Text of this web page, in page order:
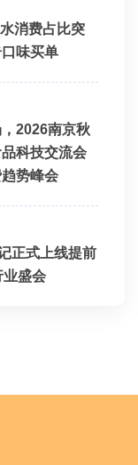
消费占比突
味买单
2026南京秋
科技交流会
势峰会
正式上线提前
业盛会